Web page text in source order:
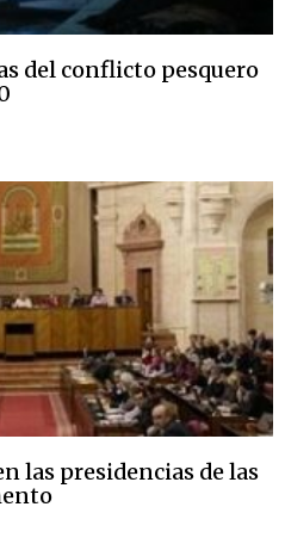
del conflicto pesquero
las presidencias de las